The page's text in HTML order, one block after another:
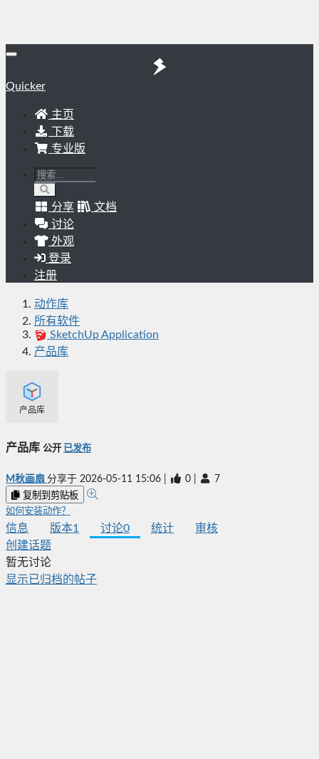
Quicker
主页
下载
专业版
分享
文档
讨论
外观
登录
注册
动作库
所有软件
SketchUp Application
产品库
产品库
产品库 公开 已发布
M秋画扇 分享于 2026-05-11 15:06 0 7
复制到剪贴板
如何安装动作？
信息 版本1 讨论0 统计
审核
创建话题
暂无讨论
显示已归档的帖子